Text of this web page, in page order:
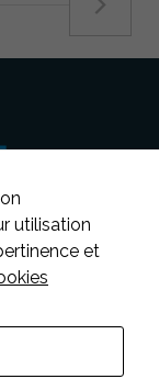
utilisation
et